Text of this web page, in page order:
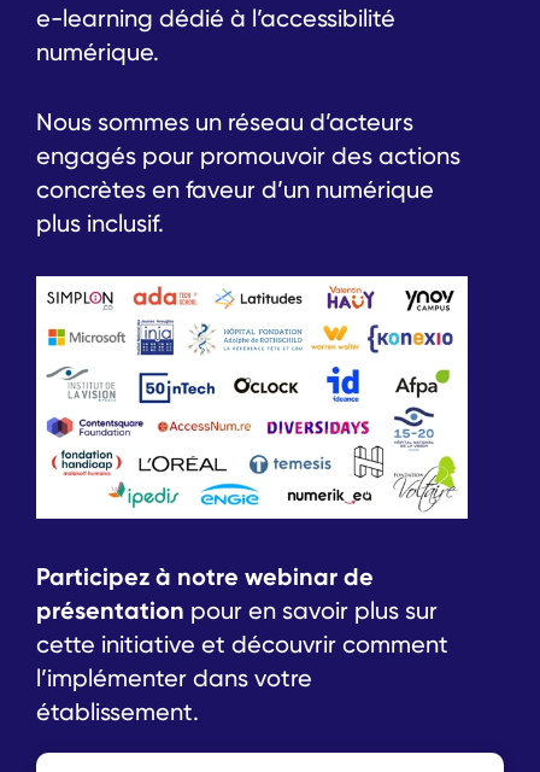
e-learning dédié à l’accessibilité
numérique.
Nous sommes un réseau d’acteurs
engagés pour promouvoir des actions
concrètes en faveur d’un numérique
plus inclusif.
Participez à notre webinar de
présentation pour en savoir plus sur
cette initiative et découvrir comment
l’implémenter dans votre
établissement.